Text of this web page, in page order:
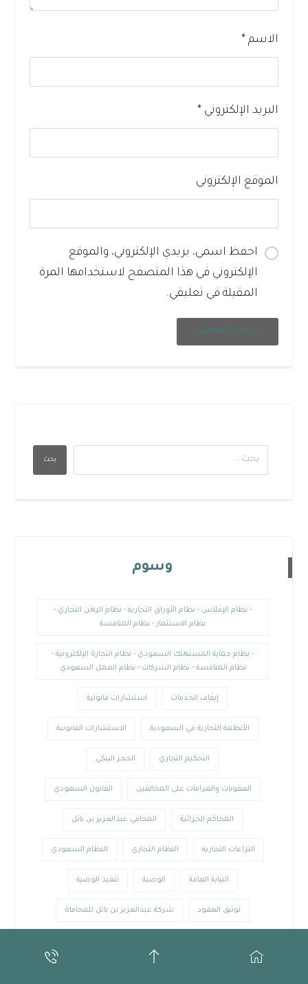
الاسم *
البريد الإلكتروني *
الموقع الإلكتروني
احفظ اسمي، بريدي الإلكتروني، والموقع
الإلكتروني في هذا المتصفح لاستخدامها المرة
المقبلة في تعليقي.
إرسال التعليق
بحث
وسوم
- نظام الإفلاس - نظام الأوراق التجارية - نظام الرهن التجاري -
نظام الاستثمار - نظام المنافسة
- نظام حماية المستهلك السعودي - نظام التجارة الإلكترونية -
نظام المنافسة - نظام الشركات - نظام العمل السعودي
إيقاف الخدمات استشارات قانونية
الأنظمة التجارية في السعودية الاستشارات القانونية
التحكيم التجاري الحجز البنكي
العقوبات والغرامات على المخالفين القانون السعودي
المحاكم الجزائية المحامي عبدالعزيز بن باتل
النزاعات التجارية النظام التجاري النظام السعودي
النيابة العامة الوصية تنفيذ الوصية
توثيق العقود شركة عبدالعزيز بن باتل للمحاماة